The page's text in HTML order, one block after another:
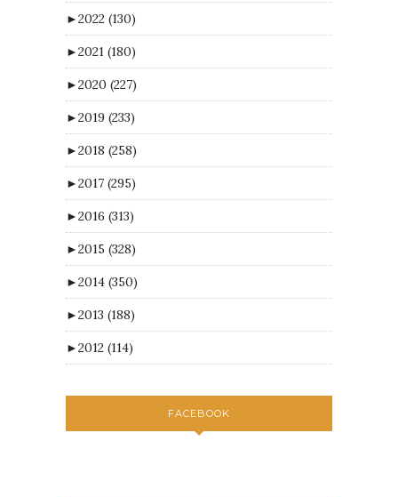
►2022 (130)
►2021 (180)
►2020 (227)
►2019 (233)
►2018 (258)
►2017 (295)
►2016 (313)
►2015 (328)
►2014 (350)
►2013 (188)
►2012 (114)
FACEBOOK